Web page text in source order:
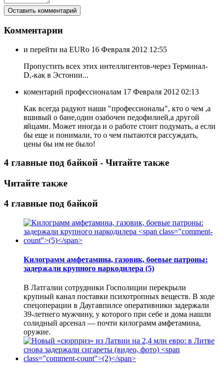
Комментарии
и перейти на EURo 16 Февраля 2012 12:55
Пропустить всех этих интеллигентов-через Терминал-
D,-как в Эстонии...
коментарий профессионалам 17 Февраля 2012 02:13
Как всегда радуют наши "профессионалы", кто о чем ,а
вшивый о бане,один озабочен педофилией,а другой
яйцами. Может иногда и о работе стоит подумать, а если
бы еще и понимали, то о чем пытаются рассуждать,
цены бы им не было!
4 главные под байкой - Читайте также
Читайте также
4 главные под байкой
Килограмм амфетамина, газовик, боевые патроны:
задержали крупного наркодилера (5)
В Латгалии сотрудники Госполиции перекрыли
крупный канал поставки психотропных веществ. В ходе
спецоперации в Даугавпилсе оперативники задержали
39-летнего мужчину, у которого при себе и дома нашли
солидный арсенал — почти килограмм амфетамина,
оружие.